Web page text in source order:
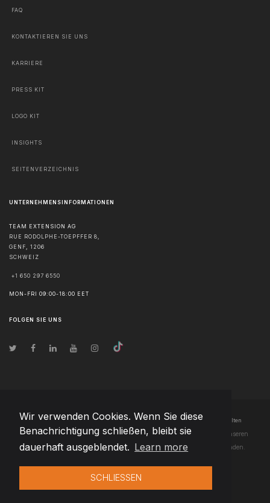
Wir verwenden Cookies. Wenn Sie diese
Benachrichtigung schließen, bleibt sie
dauerhaft ausgeblendet. Learn more
SCHLIESSEN
FAQ
KONTAKTIEREN SIE UNS
KARRIERE
PRESS KIT
LOGO KIT
INSIGHTS
SEITENVERZEICHNIS
UNTERNEHMENSINFORMATIONEN
TEAM EXTENSION AG
RUE RODOLPHE-TOEPFFER 8,
GENF
1206
SCHWEIZ
+1 650 297 6550
MON-FRI 09:00-18:00 EET
FOLGEN SIE UNS
© Urheberrecht2026 Team Extension AG Schweiz- Alle Rechte vorbehalten
Changelog● Durch die Nutzung dieser Website erklären Sie sich mit unseren
Nutzungsbedingungen und unserer Datenschutzerklärung einverstanden.